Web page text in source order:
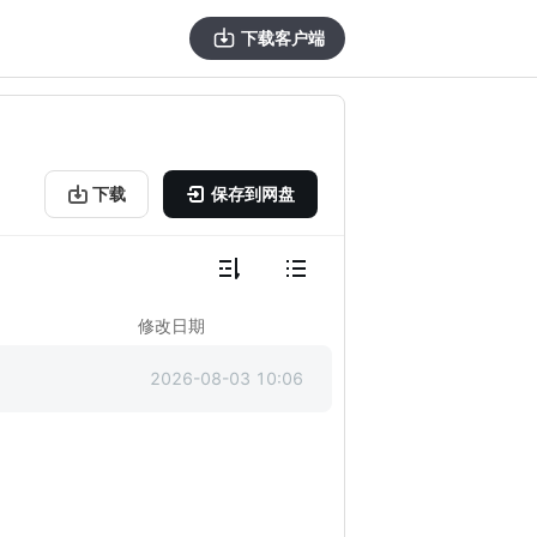
下载客户端
下载 保存到网盘
修改日期
2026-08-03 10:06